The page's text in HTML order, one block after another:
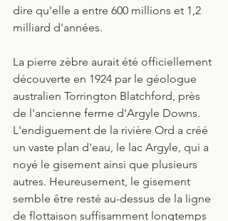
dire qu'elle a entre 600 millions et 1,2
milliard d'années.
La pierre zèbre aurait été officiellement
découverte en 1924 par le géologue
australien Torrington Blatchford, près
de l'ancienne ferme d'Argyle Downs.
L'endiguement de la rivière Ord a créé
un vaste plan d'eau, le lac Argyle, qui a
noyé le gisement ainsi que plusieurs
autres. Heureusement, le gisement
semble être resté au-dessus de la ligne
de flottaison suffisamment longtemps